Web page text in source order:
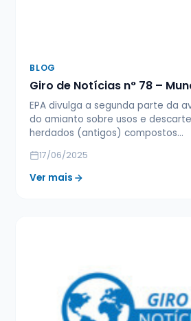
BLOG
Giro de Notícias n° 78 –
EPA divulga a segunda parte da
do amianto sobre usos e
herdados (antigos) compostos…
17/06/2025
Ver mais